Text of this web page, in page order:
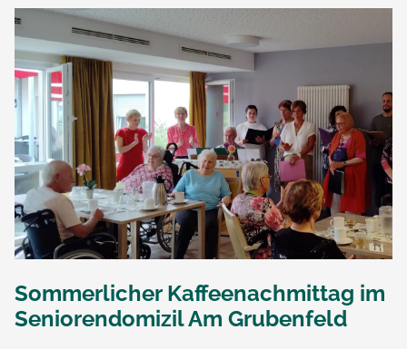
Sommerlicher Kaffeenachmittag im
Seniorendomizil Am Grubenfeld